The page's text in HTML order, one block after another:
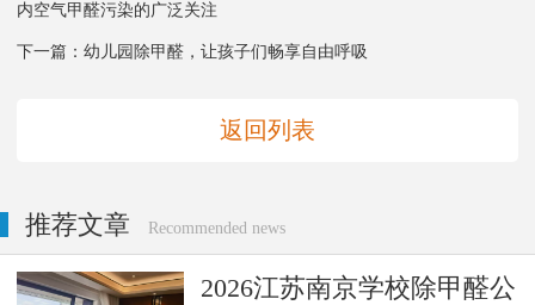
内空气甲醛污染的广泛关注
下一篇： 幼儿园除甲醛，让孩子们畅享自由呼吸
返回列表
推荐文章 Recommended news
2026江苏南京学校除甲醛公